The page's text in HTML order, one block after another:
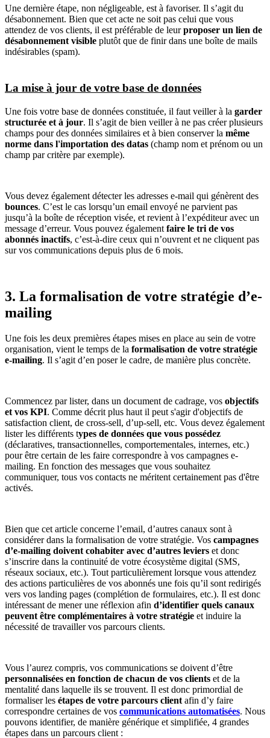
Une dernière étape, non négligeable, est à favoriser. Il s’agit du
désabonnement. Bien que cet acte ne soit pas celui que vous
attendez de vos clients, il est préférable de leurproposer un lien de
désabonnement visible plutôt que de finir dans une boîte de mails
indésirables (spam).
La mise à jour de votre base de données
Une fois votre base de données constituée, il faut veiller à la garder
structurée et à jour. Il s’agit de bien veiller à ne pas créer plusieurs
champs pour des données similaires et à bien conserver la même
norme dans l'importation des datas (champ nom et prénom ou un
champ par critère par exemple).
Vous devez également détecter les adresses e-mail qui génèrent des
bounces. C’est le cas lorsqu’un email envoyé ne parvient pas
jusqu’à la boîte de réception visée, et revient à l’expéditeur avec un
message d’erreur. Vous pouvez également faire le tri de vos
abonnés inactifs, c’est-à-dire ceux qui n’ouvrent et ne cliquent pas
sur vos communications depuis plus de 6 mois.
3. La formalisation de votre stratégie d’e-
mailing
Une fois les deux premières étapes mises en place au sein de votre
organisation, vient le temps de la formalisation de votre stratégie
e-mailing. Il s’agit d’en poser le cadre, de manière plus concrète.
Commencez par lister, dans un document de cadrage, vos objectifs
et vos KPI. Comme décrit plus haut il peut s'agir d'objectifs de
satisfaction client, de cross-sell, d’up-sell, etc. Vous devez également
lister les différents types de données que vous possédez
(déclaratives, transactionnelles, comportementales, internes, etc.)
pour être certain de les faire correspondre à vos campagnes e-
mailing. En fonction des messages que vous souhaitez
communiquer, tous vos contacts ne méritent certainement pas d'être
activés.
Bien que cet article concerne l’email, d’autres canaux sont à
considérer dans la formalisation de votre stratégie. Vos campagnes
d’e-mailing doivent cohabiter avec d’autres leviers et donc
s’inscrire dans la continuité de votre écosystème digital (SMS,
réseaux sociaux, etc.). Tout particulièrement lorsque vous attendez
des actions particulières de vos abonnés une fois qu’il sont redirigés
vers vos landing pages (complétion de formulaires, etc.). Il est donc
intéressant de mener une réflexion afin d’identifier quels canaux
peuvent être complémentaires à votre stratégie et induire la
nécessité de travailler vos parcours clients.
Vous l’aurez compris, vos communications se doivent d’être
personnalisées en fonction de chacun de vos clients et de la
mentalité dans laquelle ils se trouvent. Il est donc primordial de
formaliser les étapes de votre parcours client afin d’y faire
correspondre certaines de vos communications automatisées. Nous
pouvons identifier, de manière générique et simplifiée, 4 grandes
étapes dans un parcours client :